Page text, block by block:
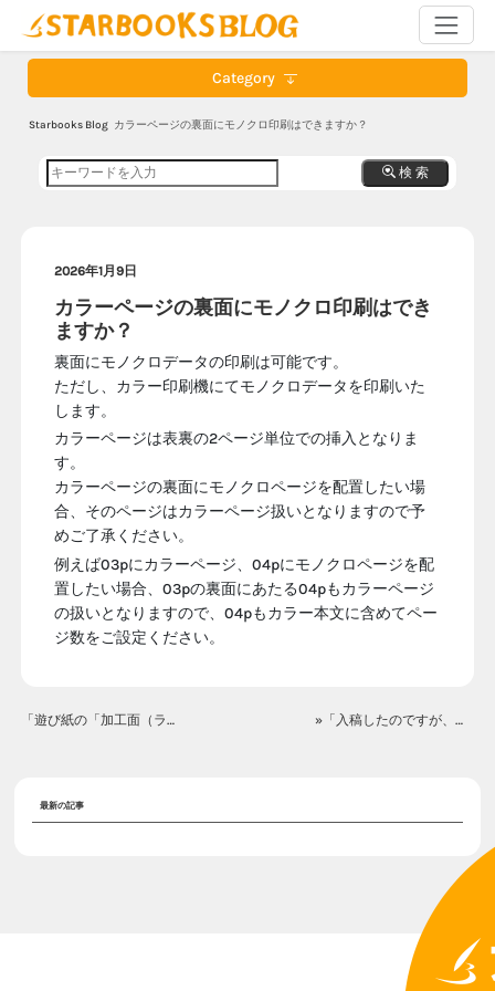
Category
検 索
Starbooks Blog カラーページの裏面にモノクロ印刷はできますか？
2026年1月9日
カラーページの裏面にモノクロ印刷はでき
ますか？
裏面にモノクロデータの印刷は可能です。
ただし、カラー印刷機にてモノクロデータを印刷いた
します。
カラーページは表裏の2ページ単位での挿入となりま
す。
カラーページの裏面にモノクロページを配置したい場
合、そのページはカラーページ扱いとなりますので予
めご了承ください。
例えば03pにカラーページ、04pにモノクロページを配
置したい場合、03pの裏面にあたる04pもカラーページ
の扱いとなりますので、04pもカラー本文に含めてペー
ジ数をご設定ください。
「遊び紙の「加工面（ラメ面/エンボス面含む）の外側」「内側」の指定とは、 どのようになるのでしょうか？」« »「入稿したのですが、仕様変更はできますか？（部数、用紙など）」
最新の記事